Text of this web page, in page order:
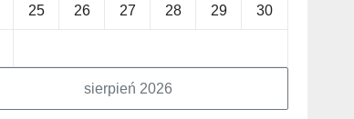
sierpień 2026
25 26 27 28 29 30